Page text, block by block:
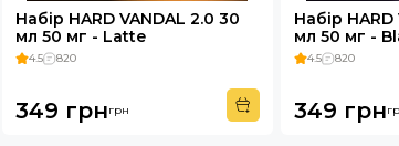
Набір HARD VANDAL 2.0 30
мл 50 мг - Latte
4.5 820
349 грнгрн
Набір
мл 50 мг -
4.5 820
349 грн